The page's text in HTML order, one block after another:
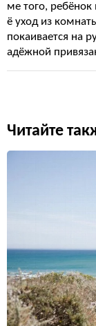
ме того, ребёнок
ё уход из
покаивается на
адёжной
Читайте